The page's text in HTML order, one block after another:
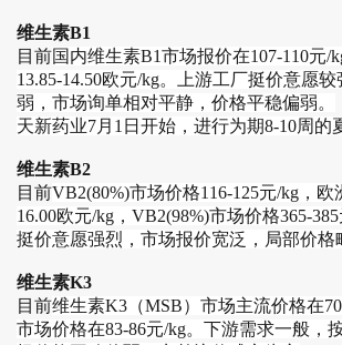
维生素B1
目前国内维生素B1市场报价在107-110元/
13.85-14.50欧元/kg。上游工厂挺价意愿
弱，市场询单相对平静，价格平稳偏弱。
天新药业7月1日开始，进行为期8-10周的
维生素B2
目前VB2(80%)市场价格116-125元/kg，欧
16.00欧元/kg，VB2(98%)市场价格365-
挺价意愿强烈，市场报价宽泛，局部价格
维生素K3
目前维生素K3（MSB）市场主流价格在
市场价格在83-86元/kg。下游需求一般，